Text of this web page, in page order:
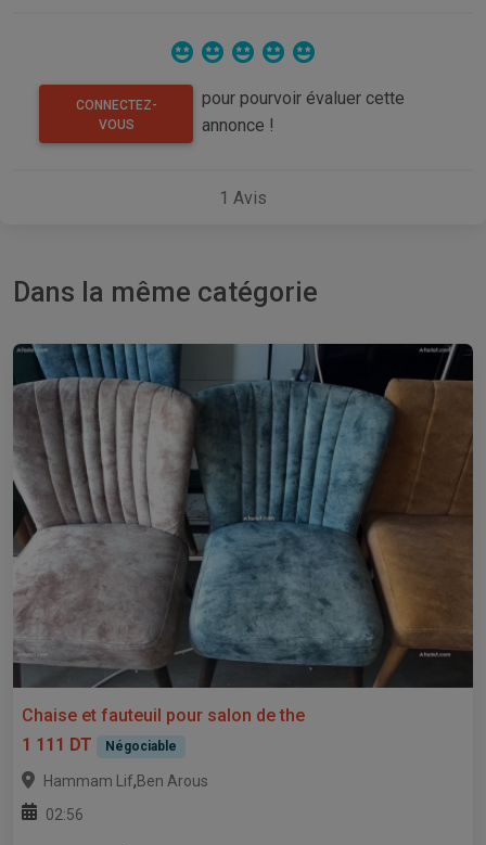
CONNECTEZ-
VOUS
pour pourvoir évaluer cette
annonce !
1 Avis
Dans la même catégorie
Chaise et fauteuil pour salon de the
1 111 DT
Négociable
Hammam Lif,Ben Arous
02:56